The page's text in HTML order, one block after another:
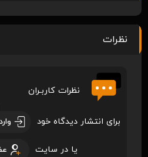
نظرات
نظرات کاربـران
برای انتشار دیدگاه خود
یا در سایت